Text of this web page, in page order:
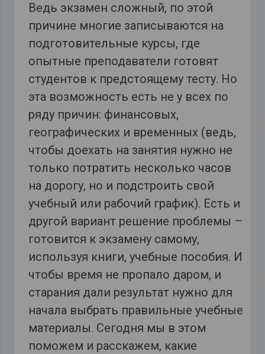
Ведь экзамен сложный, по этой
причине многие записываются на
подготовительные курсы, где
опытные преподаватели готовят
студентов к предстоящему тесту. Но
эта возможность есть не у всех по
ряду причин: финансовых,
географических и временных (ведь,
чтобы доехать на занятия нужно не
только потратить несколько часов
на дорогу, но и подстроить свой
учебный или рабочий график). Есть и
другой вариант решение проблемы –
готовится к экзамену самому,
используя книги, учебные пособия. И
чтобы время не пропало даром, и
старания дали результат нужно для
начала выбрать правильные учебные
материалы. Сегодня мы в этом
поможем и расскажем, какие